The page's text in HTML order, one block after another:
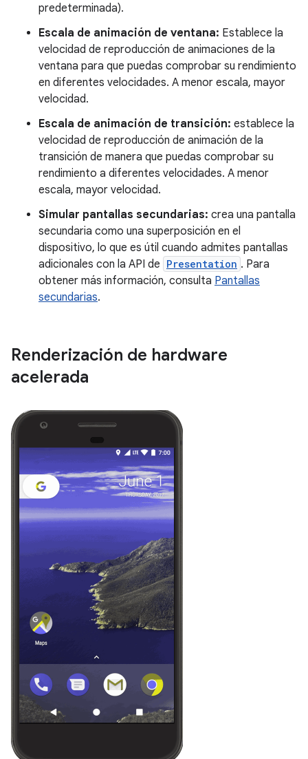
predeterminada).
Escala de animación de ventana: Establece la
velocidad de reproducción de animaciones de la
ventana para que puedas comprobar su rendimiento
en diferentes velocidades. A menor escala, mayor
velocidad.
Escala de animación de transición: establece la
velocidad de reproducción de animación de la
transición de manera que puedas comprobar su
rendimiento a diferentes velocidades. A menor
escala, mayor velocidad.
Simular pantallas secundarias: crea una pantalla
secundaria como una superposición en el
dispositivo, lo que es útil cuando admites pantallas
adicionales con la API de Presentation . Para
obtener más información, consulta Pantallas
secundarias.
Renderización de hardware
acelerada